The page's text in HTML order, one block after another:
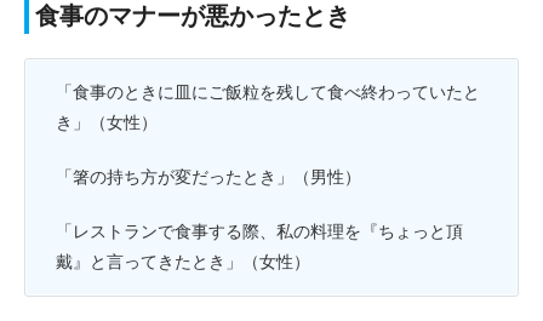
食事のマナーが悪かったとき
「食事のときに皿にご飯粒を残して食べ終わっていたと
き」（女性）
「箸の持ち方が変だったとき」（男性）
「レストランで食事する際、私の料理を『ちょっと頂
戴』と言ってきたとき」（女性）